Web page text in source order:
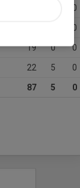
0
0
19 0 0
22 5 0
87 5 0